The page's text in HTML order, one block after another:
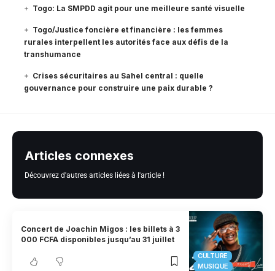
Togo: La SMPDD agit pour une meilleure santé visuelle
Togo/Justice foncière et financière : les femmes
rurales interpellent les autorités face aux défis de la
transhumance
Crises sécuritaires au Sahel central : quelle
gouvernance pour construire une paix durable ?
Articles connexes
Découvrez d'autres articles liées à l'article !
CULTURE
MUSIQUE
Concert de Joachin Migos : les billets à 3
000 FCFA disponibles jusqu’au 31 juillet